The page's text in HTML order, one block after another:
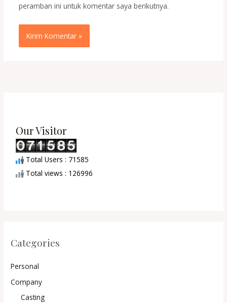
peramban ini untuk komentar saya berikutnya.
Our Visitor
Total Users : 71585
Total views : 126996
Categories
Personal
Company
Casting